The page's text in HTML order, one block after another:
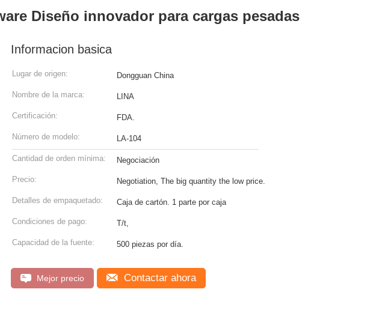
Diseño innovador para cargas pesadas
Informacion basica
Lugar de origen: Dongguan China
Nombre de la marca: LINA
Certificación: FDA.
Número de modelo: LA-104
Cantidad de orden mínima: Negociación
Precio: Negotiation, The big quantity the low price.
Detalles de empaquetado: Caja de cartón. 1 parte por caja
Condiciones de pago: T/t,
Capacidad de la fuente: 500 piezas por día.
Mejor precio Contactar ahora